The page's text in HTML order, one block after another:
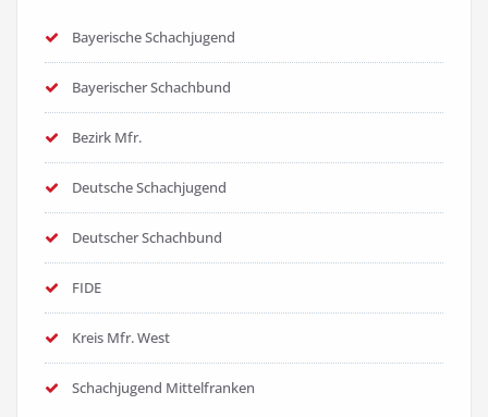
Bayerische Schachjugend
Bayerischer Schachbund
Bezirk Mfr.
Deutsche Schachjugend
Deutscher Schachbund
FIDE
Kreis Mfr. West
Schachjugend Mittelfranken